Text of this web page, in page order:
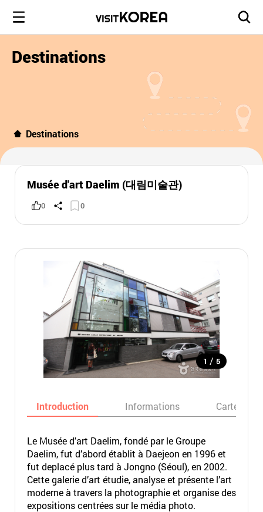
Destinations
Destinations
Musée d'art Daelim (대림미술관)
0 0
1 / 5
Introduction Informations Carte
Le Musée d'art Daelim, fondé par le Groupe
Daelim, fut d’abord établit à Daejeon en 1996 et
fut deplacé plus tard à Jongno (Séoul), en 2002.
Cette galerie d’art étudie, analyse et présente l’art
moderne à travers la photographie et organise des
expositions centrées sur le média photo.